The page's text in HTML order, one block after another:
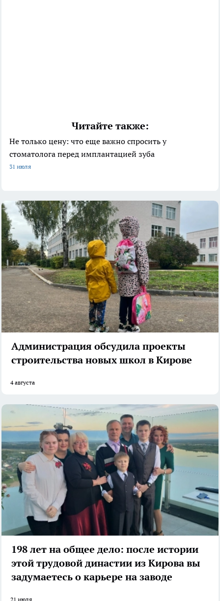
Читайте также:
Не только цену: что еще важно спросить у
стоматолога перед имплантацией зуба
31 июля
Администрация обсудила проекты
строительства новых школ в Кирове
4 августа
198 лет на общее дело: после истории
этой трудовой династии из Кирова вы
задумаетесь о карьере на заводе
21 июля